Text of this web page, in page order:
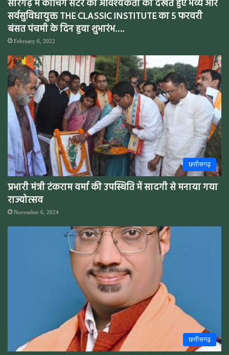
सारंगढ़ में कोचिंग सेंटर की आवश्यकता को देखते हुए भव्य और
सर्वसुविधायुक्त THE CLASSIC INSTITUTE का 5 फरवरी
बंसत पंचमी के दिन हुवा शुभारंभ….
February 6, 2022
छत्तीसगढ़
प्रभारी मंत्री टंकराम वर्मा की उपस्थिति में सादगी से मनाया गया
राज्योत्सव
November 6, 2024
छत्तीसगढ़